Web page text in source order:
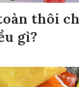
thôi
gì?